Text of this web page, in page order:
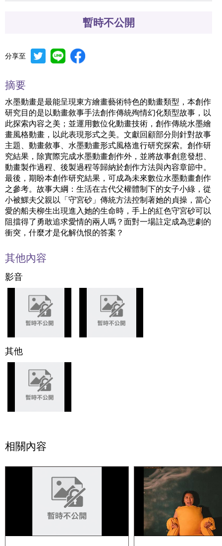
暫時不公開
分享至
摘要
水墨動畫是最能呈現東方繪畫藝術特色的動畫類型，本創作
研究目的是以動畫敘事手法創作傳統殉情幻化類型故事，以
此探索內容之美；並運用數位化動畫技術，創作傳統水墨繪
畫風格動畫，以此表現形式之美。文獻回顧部分則針對故事
主題、動畫敘事、水墨動畫形式風格進行研究探索。創作研
究結果，除實際完成水墨動畫創作外，並將故事創意發想、
動畫製作過程、後製過程等歸納於創作方法與內容章節中。
最後，期盼本創作研究結果，可成為未來數位水墨動畫創作
之參考。故事大綱：生活在古代父權體制下的女子小綠，從
小被鰥夫父親以「守宮砂」傳統方法控制著她的貞操，當心
愛的船夫柳生出現進入她的生命時，手上的紅色守宮砂可以
阻擋得了勇敢追求愛情的兩人嗎？面對一場註定成為悲劇的
衝突，什麼才是化解仇恨的答案？
其他內容
影音
其他
相關內容